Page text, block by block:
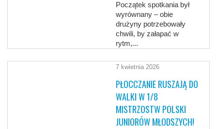
Początek spotkania był
wyrównany – obie
drużyny potrzebowały
chwili, by załapać w
rytm,...
7 kwietnia 2026
PŁOCCZANIE RUSZAJĄ DO
WALKI W 1/8
MISTRZOSTW POLSKI
JUNIORÓW MŁODSZYCH!